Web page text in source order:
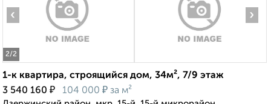
2/2
‹ ›
1-к квартира, строящийся дом, 34м², 7/9 этаж
3 540 160 ₽ 104 000 ₽ за м²